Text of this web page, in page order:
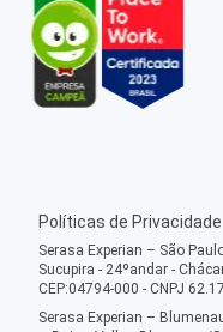
Políticas de Privacidade
Serasa Experian – São
Sucupira - 24ºandar -
CEP:04794-000 - CNPJ
Serasa Experian –